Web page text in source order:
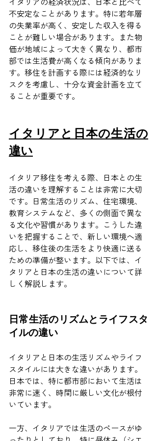
不安定なことがあります。特に若年層
の失業率が高く、安定した収入を得る
ことが難しい場合があります。また物
価が地域によって大きく異なり、都市
部では生活費が高くなる傾向がありま
す。移住を計画する際には経済的なリ
スクを考慮し、十分な資金計画を立て
ることが重要です。
イタリアと日本の生活の
違い
イタリア移住を考える際、日本との生
活の違いを理解することは非常に大切
です。日常生活のリズム、住宅環境、
教育システムなど、多くの側面で異な
る文化や習慣があります。こうした違
いを把握することで、新しい環境へ適
応し、移住後の生活をより快適に送る
ための準備が整います。以下では、イ
タリアと日本の生活の違いについて詳
しく解説します。
日常生活のリズムとライフスタ
イルの違い
イタリアと日本の生活リズムやライフ
スタイルには大きな違いがあります。
日本では、特に都市部において生活は
非常に速く、時間に厳しい文化が根付
いています。
一方、イタリアでは生活のペースがゆ